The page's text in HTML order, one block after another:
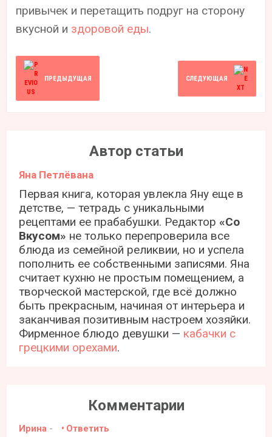
привычек и перетащить подруг на сторону
вкусной и здоровой еды.
ПРЕДЫДУЩАЯ СЛЕДУЮЩАЯ
Автор статьи
Яна Петлёвана
Первая книга, которая увлекла Яну еще в
детстве, — тетрадь с уникальными
рецептами ее прабабушки. Редактор«Со
Вкусом» не только перепроверила все
блюда из семейной реликвии, но и успела
пополнить ее собственными записями. Яна
считает кухню не простым помещением, а
творческой мастерской, где всё должно
быть прекрасным, начиная от интерьера и
заканчивая позитивным настроем хозяйки.
Фирменное блюдо девушки — кабачки с
грецкими орехами.
Комментарии
Ирина - Ответить